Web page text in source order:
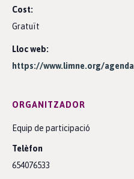
Cost:
Gratuït
Lloc web:
https://www.limne.org/agenda
ORGANITZADOR
Equip de participació
Telèfon
654076533